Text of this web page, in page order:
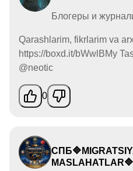
Блогеры и
Qarashlarim, fikrlarim va
https://boxd.it/bWwlBMy
@neotic
0
MASLAHATLAR🔷